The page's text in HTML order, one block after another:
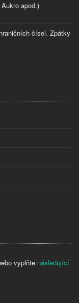
apod.)
čísel. Zpátky
vyplňte následující